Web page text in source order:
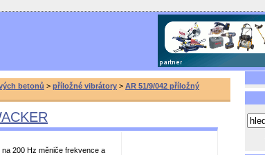
betonů > příložné vibrátory > AR 51/9/042 příložný
200 Hz měniče frekvence a